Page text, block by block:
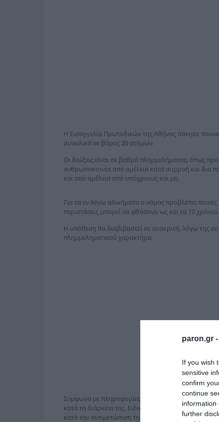
paron.gr -
If you wish
sensitive
confirm
continue
information
further
Η Εισαγγελία Πρωτοδικών της Αθήνας άσκησε
συνολικά σε βάρος 20 ατόμων.
Οι διώξεις είναι σε βαθμό πλημμελήματος, όπως
ανθρωποκτονία από αμέλεια κατά συρροή και δια
και από αμέλεια από υπόχρεους και μη.
Για τα εν λόγω αδικήματα ο νόμος προβλέπει
περιστάσεις μπορεί να φθάσουν ως και τα 10 χρόνια.
Η υπόθεση θα διαβιβαστεί σε ανακριτή, λόγω της
πλημμεληματικού χαρακτήρα.
Σύμφωνα με πληροφορίες, οι εισαγγελείς έχουν
κατά τη διάρκεια της. Ειδικότερα, επιρρίπτουν
κατά την αντιμετώπιση της πύρινης λαίλαπας από